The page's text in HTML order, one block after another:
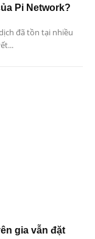
Pi Network?
đã tồn tại nhiều
gia vẫn đặt